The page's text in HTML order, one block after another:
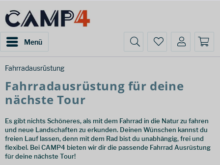
Menü
Fahrradausrüstung
Fahrradausrüstung für deine
nächste Tour
Es gibt nichts Schöneres, als mit dem Fahrrad in die Natur zu fahren
und neue Landschaften zu erkunden. Deinen Wünschen kannst du
freien Lauf lassen, denn mit dem Rad bist du unabhängig, frei und
flexibel. Bei CAMP4 bieten wir dir die passende Fahrrad Ausrüstung
für deine nächste Tour!